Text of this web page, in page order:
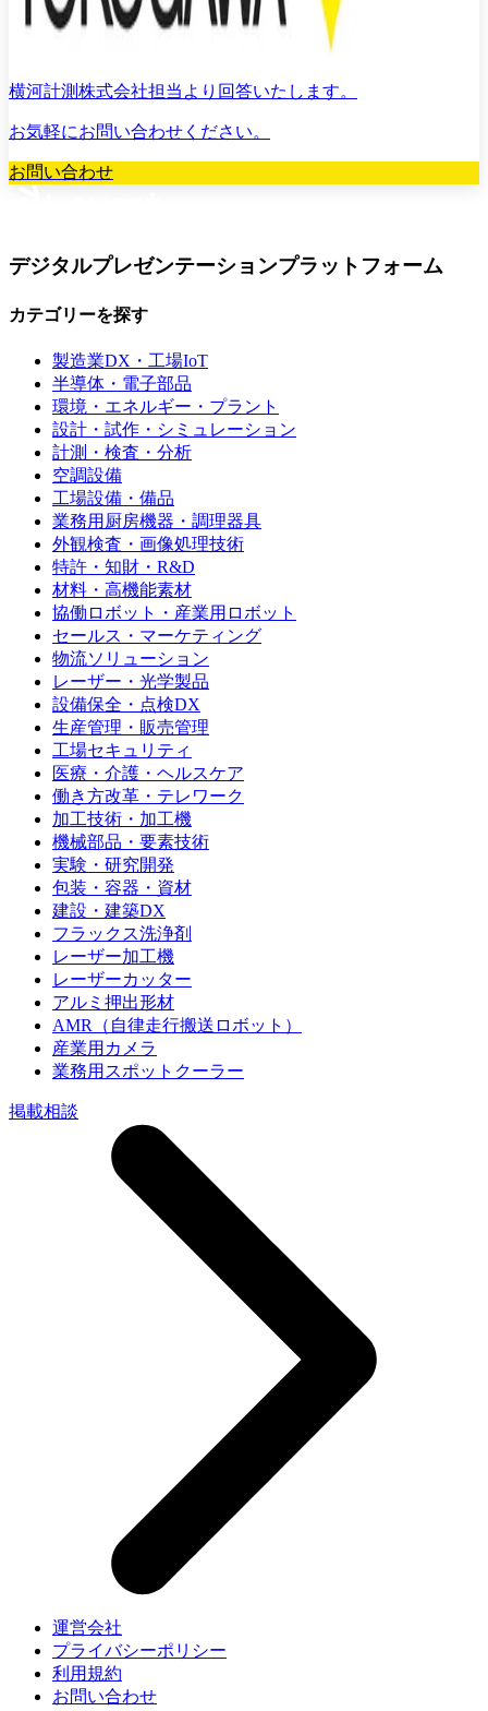
横河計測株式会社担当より回答いたします。
お気軽にお問い合わせください。
お問い合わせ
デジタルプレゼンテーションプラットフォーム
カテゴリーを探す
製造業DX・工場IoT
半導体・電子部品
環境・エネルギー・プラント
設計・試作・シミュレーション
計測・検査・分析
空調設備
工場設備・備品
業務用厨房機器・調理器具
外観検査・画像処理技術
特許・知財・R&D
材料・高機能素材
協働ロボット・産業用ロボット
セールス・マーケティング
物流ソリューション
レーザー・光学製品
設備保全・点検DX
生産管理・販売管理
工場セキュリティ
医療・介護・ヘルスケア
働き方改革・テレワーク
加工技術・加工機
機械部品・要素技術
実験・研究開発
包装・容器・資材
建設・建築DX
フラックス洗浄剤
レーザー加工機
レーザーカッター
アルミ押出形材
AMR（自律走行搬送ロボット）
産業用カメラ
業務用スポットクーラー
掲載相談
運営会社
プライバシーポリシー
利用規約
お問い合わせ